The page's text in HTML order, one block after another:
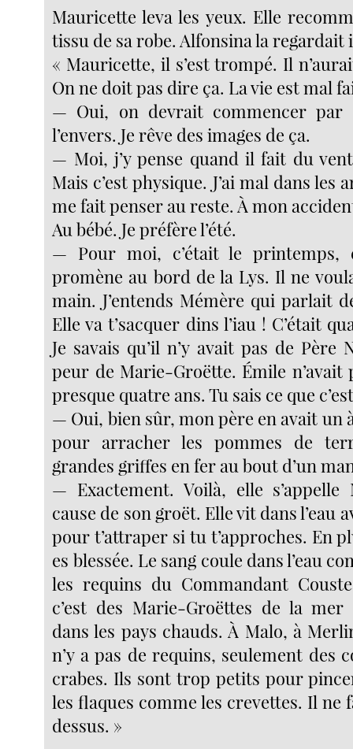
Mauricette leva les yeux. Elle
tissu de sa robe. Alfonsina la
« Mauricette, il s’est trompé. Il
On ne doit pas dire ça. La vie est mal
— Oui, on devrait commencer par
l’envers. Je rêve des images de ça.
— Moi, j’y pense quand il fait du
Mais c’est physique. J’ai mal dans les
me fait penser au reste. À mon
Au bébé. Je préfère l’été.
— Pour moi, c’était le printemps,
promène au bord de la Lys. Il ne
main. J’entends Mémère qui parlait
Elle va t’sacquer dins l’iau ! C’était
Je savais qu’il n’y avait pas de Père
peur de Marie-Groëtte. Émile n’avait
presque quatre ans. Tu sais ce que
— Oui, bien sûr, mon père en avait un
pour arracher les pommes de
grandes griffes en fer au bout d’un
— Exactement. Voilà, elle s’appelle
cause de son groët. Elle vit dans l’eau
pour t’attraper si tu t’approches. En
es blessée. Le sang coule dans l’eau
les requins du Commandant
c’est des Marie-Groëttes de la mer
dans les pays chauds. À Malo, à
n’y a pas de requins, seulement des
crabes. Ils sont trop petits pour
les flaques comme les crevettes. Il ne
dessus. »